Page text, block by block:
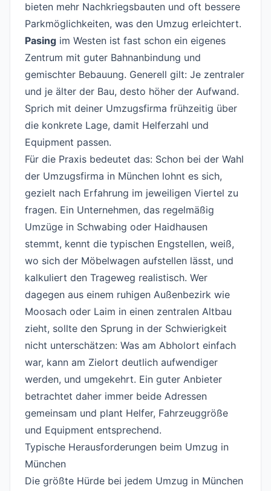
bieten mehr Nachkriegsbauten und oft bessere
Parkmöglichkeiten, was den Umzug erleichtert.
Pasing im Westen ist fast schon ein eigenes
Zentrum mit guter Bahnanbindung und
gemischter Bebauung. Generell gilt: Je zentraler
und je älter der Bau, desto höher der Aufwand.
Sprich mit deiner Umzugsfirma frühzeitig über
die konkrete Lage, damit Helferzahl und
Equipment passen.
Für die Praxis bedeutet das: Schon bei der Wahl
der Umzugsfirma in München lohnt es sich,
gezielt nach Erfahrung im jeweiligen Viertel zu
fragen. Ein Unternehmen, das regelmäßig
Umzüge in Schwabing oder Haidhausen
stemmt, kennt die typischen Engstellen, weiß,
wo sich der Möbelwagen aufstellen lässt, und
kalkuliert den Trageweg realistisch. Wer
dagegen aus einem ruhigen Außenbezirk wie
Moosach oder Laim in einen zentralen Altbau
zieht, sollte den Sprung in der Schwierigkeit
nicht unterschätzen: Was am Abholort einfach
war, kann am Zielort deutlich aufwendiger
werden, und umgekehrt. Ein guter Anbieter
betrachtet daher immer beide Adressen
gemeinsam und plant Helfer, Fahrzeuggröße
und Equipment entsprechend.
Typische Herausforderungen beim Umzug in
München
Die größte Hürde bei jedem Umzug in München